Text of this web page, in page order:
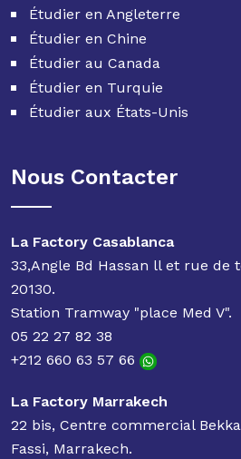
Étudier en Angleterre
Étudier en Chine
Étudier au Canada
Étudier en Turquie
Étudier aux États-Unis
Nous Contacter
La Factory Casablanca
33,Angle Bd Hassan ll et rue de
20130.
Station Tramway "place Med V".
05 22 27 82 38
+212 660 63 57 66
La Factory Marrakech
22 bis, Centre commercial
Fassi, Marrakech.